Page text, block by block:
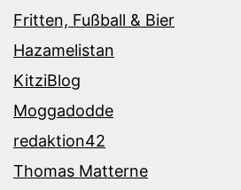
Fritten, Fußball & Bier
Hazamelistan
KitziBlog
Moggadodde
redaktion42
Thomas Matterne